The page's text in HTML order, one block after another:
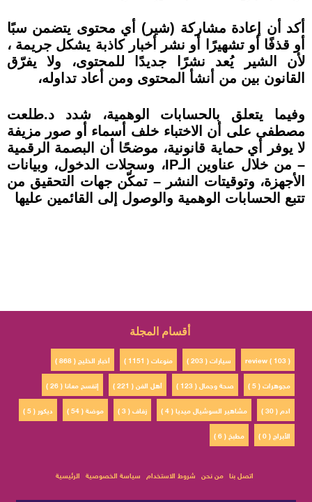
أكد أن إعادة مشاركة (شير) أي محتوى يتضمن سبًا
أو قذفًا أو تشهيرًا أو نشر أخبار كاذبة يشكل جريمة ،
لأن الشير يُعد نشرًا جديدًا للمحتوى، ولا يفرّق
القانون بين من أنشأ المحتوى ومن أعاد تداوله،
وفيما يتعلق بالحسابات الوهمية، شدد د.طلعت
مصطفى على أن الاختباء خلف أسماء أو صور مزيفة
لا يوفر أي حماية قانونية، موضحًا أن البصمة الرقمية
– من خلال عناوين الـIP، وسجلات الدخول، وبيانات
الأجهزة، وتوقيتات النشر – تمكّن جهات التحقيق من
تتبع الحسابات الوهمية والوصول إلى القائمين عليها
أقسام المجلة
أخبار الخليج ( 868 ) منوعات ( 1151 ) سيارات ( 203 )
review ( 103 )
إتفسح معانا ( 26 )
أهل الفن ( 221 ) صحة وجمال ( 123 )
مجوهرات ( 5 )
ديكور ( 5 )
موضة ( 54 ) زفاف ( 3 ) مشاهير السوشيال ميديا ( 4 )
ادم ( 30 )
مطبخ ( 6 )
الأبراج ( 0 )
الرئيسية سياسة الخصوصية شروط الاستخدام من نحن اتصل بنا